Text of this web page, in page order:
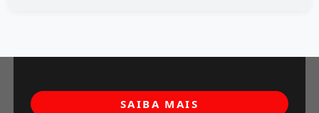
SAIBA MAIS